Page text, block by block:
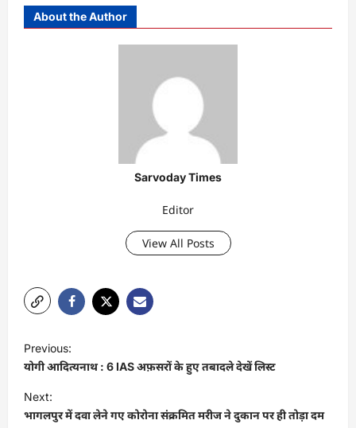
About the Author
Sarvoday Times
Editor
View All Posts
o
s
t
Previous:
योगी आदित्यनाथ : 6 IAS अफ़सरों के हुए तबादले देखें लिस्ट
Next:
भागलपुर में दवा लेने गए कोरोना संक्रमित मरीज ने दुकान पर ही तोड़ा दम